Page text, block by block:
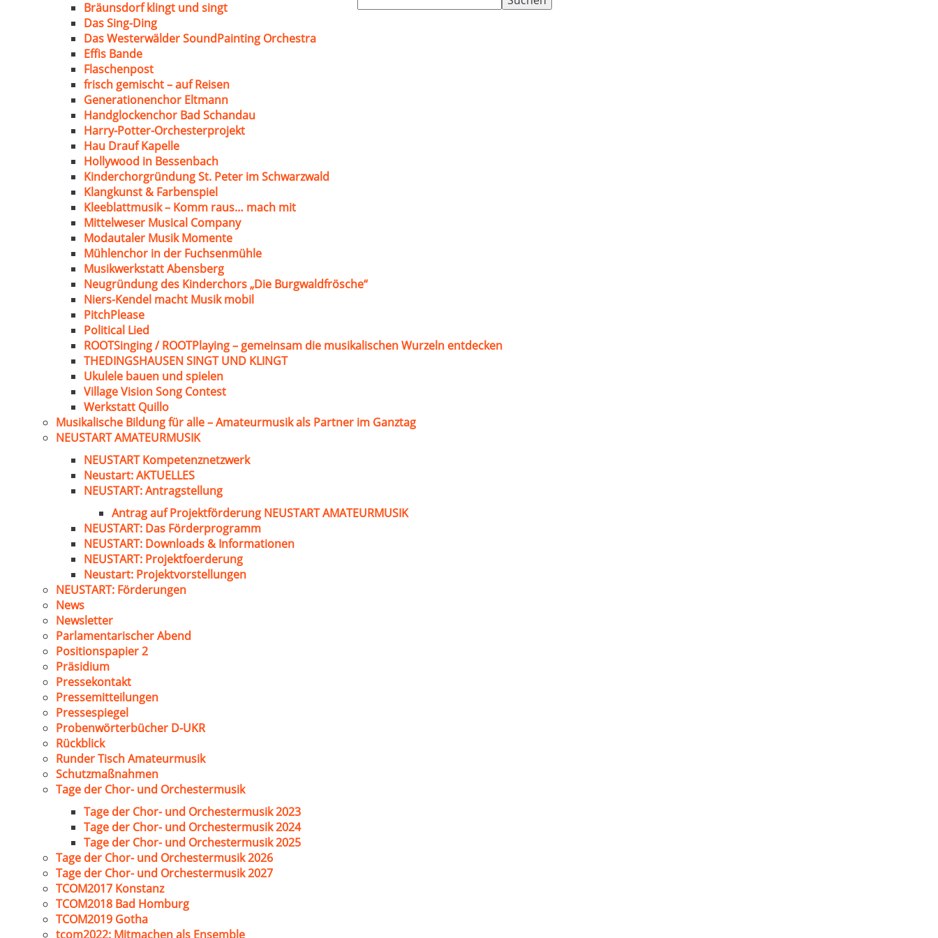
nach:
Bräunsdorf klingt und singt
Das Sing-Ding
Das Westerwälder SoundPainting Orchestra
Effis Bande
Flaschenpost
frisch gemischt – auf Reisen
Generationenchor Eltmann
Handglockenchor Bad Schandau
Harry-Potter-Orchesterprojekt
Hau Drauf Kapelle
Hollywood in Bessenbach
Kinderchorgründung St. Peter im Schwarzwald
Klangkunst & Farbenspiel
Kleeblattmusik – Komm raus… mach mit
Mittelweser Musical Company
Modautaler Musik Momente
Mühlenchor in der Fuchsenmühle
Musikwerkstatt Abensberg
Neugründung des Kinderchors „Die Burgwaldfrösche“
Niers-Kendel macht Musik mobil
PitchPlease
Political Lied
ROOTSinging / ROOTPlaying – gemeinsam die musikalischen Wurzeln entdecken
THEDINGSHAUSEN SINGT UND KLINGT
Ukulele bauen und spielen
Village Vision Song Contest
Werkstatt Quillo
Musikalische Bildung für alle – Amateurmusik als Partner im Ganztag
NEUSTART AMATEURMUSIK
NEUSTART Kompetenznetzwerk
Neustart: AKTUELLES
NEUSTART: Antragstellung
Antrag auf Projektförderung NEUSTART AMATEURMUSIK
NEUSTART: Das Förderprogramm
NEUSTART: Downloads & Informationen
NEUSTART: Projektfoerderung
Neustart: Projektvorstellungen
NEUSTART: Förderungen
News
Newsletter
Parlamentarischer Abend
Positionspapier 2
Präsidium
Pressekontakt
Pressemitteilungen
Pressespiegel
Probenwörterbücher D-UKR
Rückblick
Runder Tisch Amateurmusik
Schutzmaßnahmen
Tage der Chor- und Orchestermusik
Tage der Chor- und Orchestermusik 2023
Tage der Chor- und Orchestermusik 2024
Tage der Chor- und Orchestermusik 2025
Tage der Chor- und Orchestermusik 2026
Tage der Chor- und Orchestermusik 2027
TCOM2017 Konstanz
TCOM2018 Bad Homburg
TCOM2019 Gotha
tcom2022: Mitmachen als Ensemble